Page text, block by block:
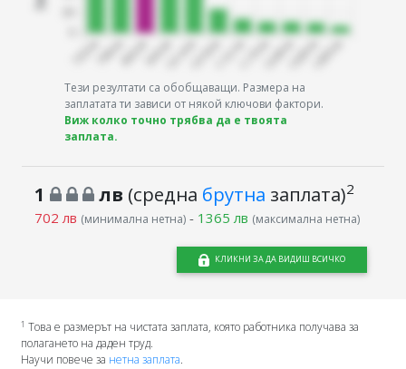
Тези резултати са обобщаващи. Размера на
заплатата ти зависи от някой ключови фактори.
Виж колко точно трябва да е твоята
заплата.
1 лв (средна брутна заплата)2
702 лв (минимална нетна)- 1365 лв (максимална нетна)
КЛИКНИ ЗА ДА ВИДИШ ВСИЧКО
1 Това е размерът на чистата заплата, която работника получава за
полагането на даден труд.
Научи повече за нетна заплата.